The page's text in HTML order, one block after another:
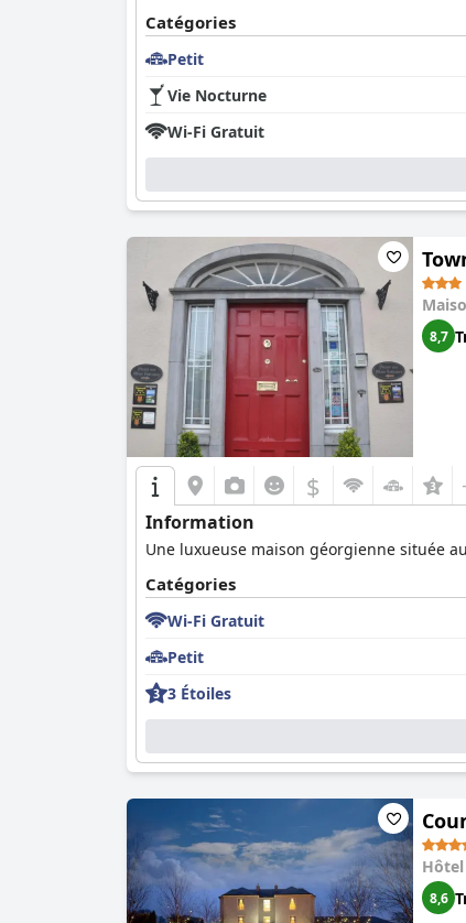
Catégories
Petit
Vie Nocturne
Wi-Fi Gratuit
8,7
$
Information
Une luxueuse maison géorgienne située
Catégories
Wi-Fi Gratuit
Petit
3 Étoiles
Hôtel
8,6